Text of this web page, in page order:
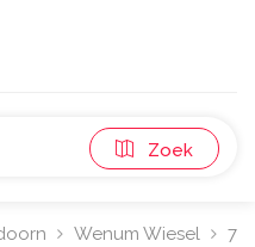
Zoek
Wenum Wiesel